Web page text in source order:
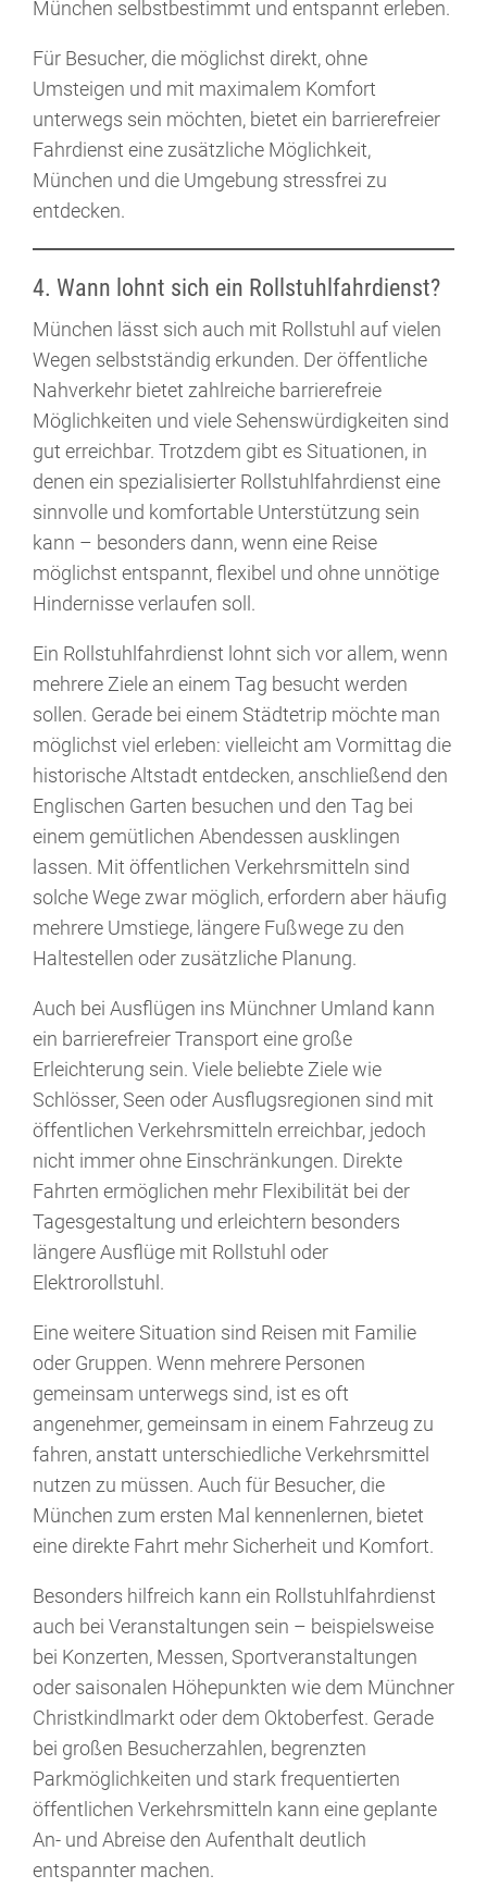
München selbstbestimmt und entspannt erleben.
Für Besucher, die möglichst direkt, ohne
Umsteigen und mit maximalem Komfort
unterwegs sein möchten, bietet ein barrierefreier
Fahrdienst eine zusätzliche Möglichkeit,
München und die Umgebung stressfrei zu
entdecken.
4. Wann lohnt sich ein Rollstuhlfahrdienst?
München lässt sich auch mit Rollstuhl auf vielen
Wegen selbstständig erkunden. Der öffentliche
Nahverkehr bietet zahlreiche barrierefreie
Möglichkeiten und viele Sehenswürdigkeiten sind
gut erreichbar. Trotzdem gibt es Situationen, in
denen ein spezialisierter Rollstuhlfahrdienst eine
sinnvolle und komfortable Unterstützung sein
kann – besonders dann, wenn eine Reise
möglichst entspannt, flexibel und ohne unnötige
Hindernisse verlaufen soll.
Ein Rollstuhlfahrdienst lohnt sich vor allem, wenn
mehrere Ziele an einem Tag besucht werden
sollen. Gerade bei einem Städtetrip möchte man
möglichst viel erleben: vielleicht am Vormittag die
historische Altstadt entdecken, anschließend den
Englischen Garten besuchen und den Tag bei
einem gemütlichen Abendessen ausklingen
lassen. Mit öffentlichen Verkehrsmitteln sind
solche Wege zwar möglich, erfordern aber häufig
mehrere Umstiege, längere Fußwege zu den
Haltestellen oder zusätzliche Planung.
Auch bei Ausflügen ins Münchner Umland kann
ein barrierefreier Transport eine große
Erleichterung sein. Viele beliebte Ziele wie
Schlösser, Seen oder Ausflugsregionen sind mit
öffentlichen Verkehrsmitteln erreichbar, jedoch
nicht immer ohne Einschränkungen. Direkte
Fahrten ermöglichen mehr Flexibilität bei der
Tagesgestaltung und erleichtern besonders
längere Ausflüge mit Rollstuhl oder
Elektrorollstuhl.
Eine weitere Situation sind Reisen mit Familie
oder Gruppen. Wenn mehrere Personen
gemeinsam unterwegs sind, ist es oft
angenehmer, gemeinsam in einem Fahrzeug zu
fahren, anstatt unterschiedliche Verkehrsmittel
nutzen zu müssen. Auch für Besucher, die
München zum ersten Mal kennenlernen, bietet
eine direkte Fahrt mehr Sicherheit und Komfort.
Besonders hilfreich kann ein Rollstuhlfahrdienst
auch bei Veranstaltungen sein – beispielsweise
bei Konzerten, Messen, Sportveranstaltungen
oder saisonalen Höhepunkten wie dem Münchner
Christkindlmarkt oder dem Oktoberfest. Gerade
bei großen Besucherzahlen, begrenzten
Parkmöglichkeiten und stark frequentierten
öffentlichen Verkehrsmitteln kann eine geplante
An- und Abreise den Aufenthalt deutlich
entspannter machen.